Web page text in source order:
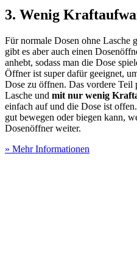
3. Wenig
Für normale Dosen ohne Lasche
gibt es aber auch einen
anhebt, sodass man die Dose
Öffner ist super dafür geeignet,
Dose zu öffnen. Das vordere Teil
Lasche und mit nur wenig
einfach auf und die Dose ist
gut bewegen oder biegen kann,
Dosenöffner weiter.
» Mehr Informationen